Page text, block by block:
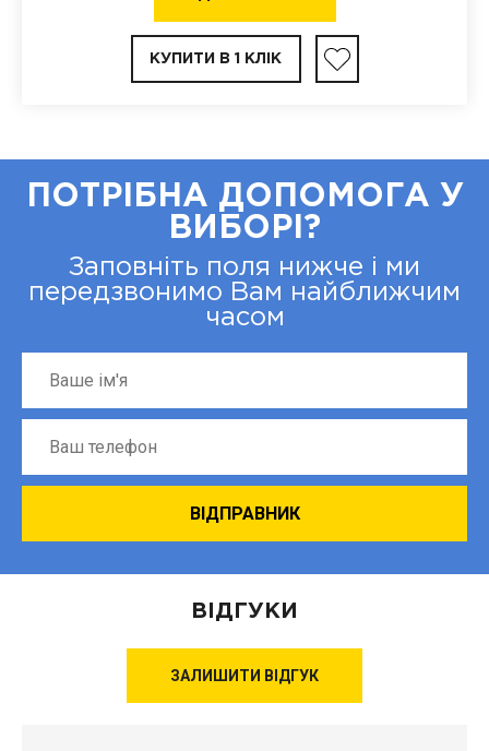
КУПИТИ В 1 КЛІК
ПОТРІБНА ДОПОМОГА У
ВИБОРІ?
Заповніть поля нижче і ми
передзвонимо Вам найближчим
часом
ВІДГУКИ
ЗАЛИШИТИ ВІДГУК